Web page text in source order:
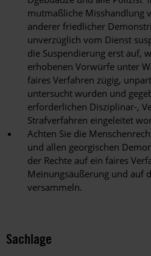
mutmaßliche Misshandlung
anderer friedlicher
unverzüglich vom Dienst
die Suspendierung erst auf,
erhobenen Vorwürfe unter
faires Verfahren zügig,
untersucht wurden und
erforderlichen Disziplinar-,
Strafverfahren eingeleitet
Achten Sie die
und allen georgischen
der Rechte auf ein faires
Meinungsäußerung und auf
versammeln.
Sachlage